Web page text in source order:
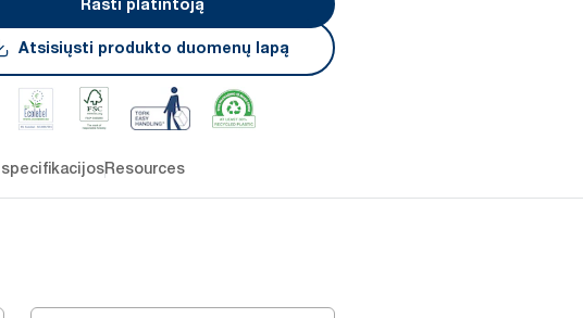
Rasti platintoją
Atsisiųsti produkto duomenų lapą
Resources